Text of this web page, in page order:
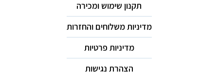
תקנון שימוש ומכירה
מדיניות משלוחים והחזרות
מדיניות פרטיות
הצהרת נגישות